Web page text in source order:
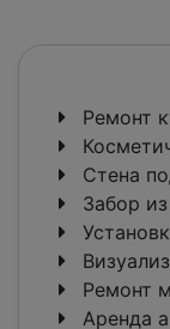
Ремонт
Стена
Забор
Ремонт
Аренда